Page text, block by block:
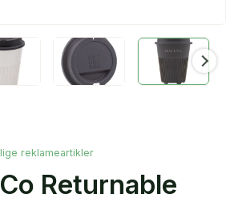
reklameartikler
Returnable